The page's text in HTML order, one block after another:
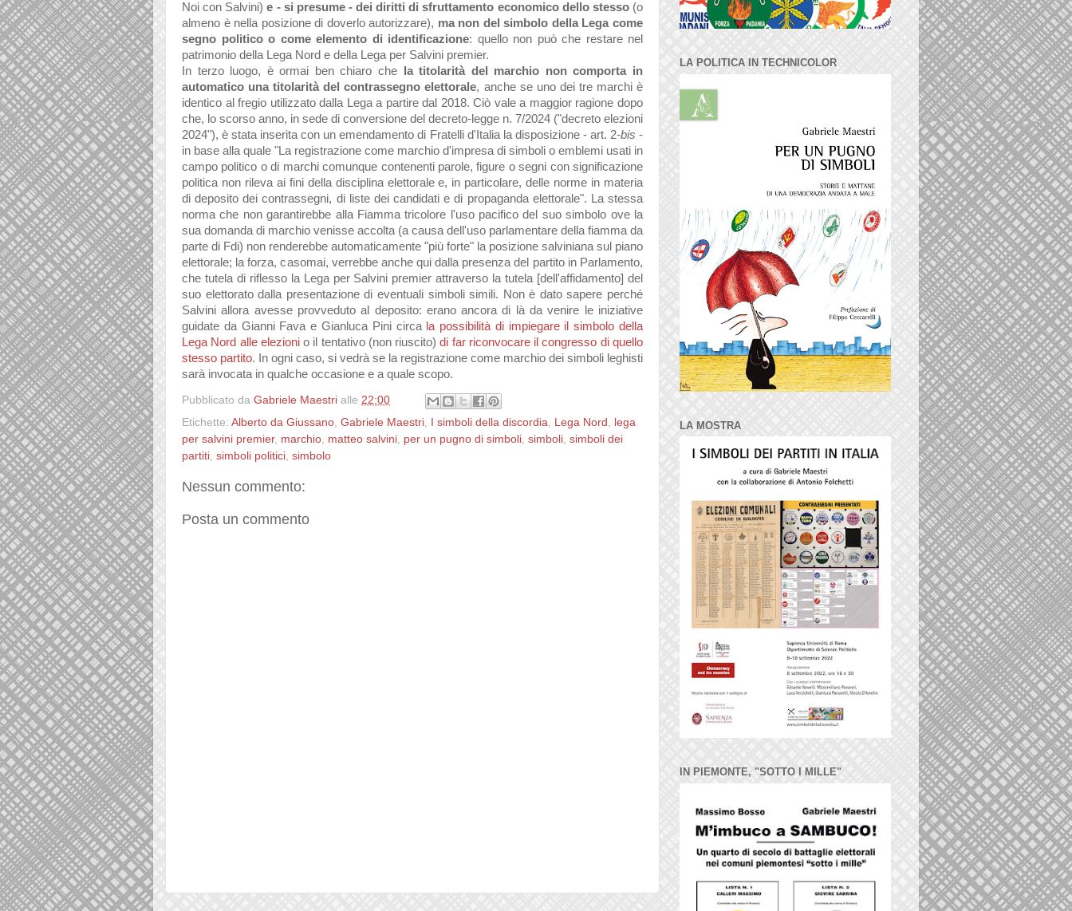
Noi con Salvini)e - si presume - dei diritti di sfruttamento economico dello stesso(o
almeno è nella posizione di doverlo autorizzare), ma non del simbolo della Lega come
segno politico o come elemento di identificazione: quello non può che restare nel
patrimonio della Lega Nord e della Lega per Salvini premier.
In terzo luogo, è ormai ben chiaro che
la titolarità del marchio non comporta in
automatico una titolarità del contrassegno elettorale, anche se uno dei tre marchi è
identico al fregio utilizzato dalla Lega a partire dal 2018. Ciò vale a maggior ragione dopo
che, lo scorso anno, in sede di conversione del decreto-legge n. 7/2024 ("decreto elezioni
2024"), è stata inserita con un emendamento di Fratelli d'Italia la disposizione - art. 2-bis -
in base alla quale "La registrazione come marchio d'impresa di simboli o emblemi usati in
campo politico o di marchi comunque contenenti parole, figure o segni con significazione
politica non rileva ai fini della disciplina elettorale e, in particolare, delle norme in materia
di deposito dei contrassegni, di liste dei candidati e di propaganda elettorale". La stessa
norma che non garantirebbe alla Fiamma tricolore l'uso pacifico del suo simbolo ove la
sua domanda di marchio venisse accolta (a causa dell'uso parlamentare della fiamma da
parte di Fdi) non renderebbe automaticamente "più forte" la posizione salviniana sul piano
elettorale; la forza, casomai, verrebbe anche qui dalla presenza del partito in Parlamento,
che tutela di riflesso la Lega per Salvini premier attraverso la tutela [dell'affidamento] del
suo elettorato dalla presentazione di eventuali simboli simili. Non è dato sapere perché
Salvini allora avesse provveduto al deposito: erano ancora di là da venire le iniziative
guidate da Gianni Fava e Gianluca Pini circa la possibilità di impiegare il simbolo della
Lega Nord alle elezionio il tentativo (non riuscito)di far riconvocare il congresso di quello
stesso partito. In ogni caso, si vedrà se la registrazione come marchio dei simboli leghisti
sarà invocata in qualche occasione e a quale scopo.
Pubblicato da Gabriele Maestri alle 22:00
Etichette: Alberto da Giussano Gabriele Maestri I simboli della discordia Lega Nord
lega
per salvini premier, marchio matteo salvini per un pugno di simboli simboli simboli dei
partiti simboli politici simbolo
Nessun commento:
Posta un commento
LA POLITICA IN TECHNICOLOR
LA MOSTRA
IN PIEMONTE, "SOTTO I MILLE"